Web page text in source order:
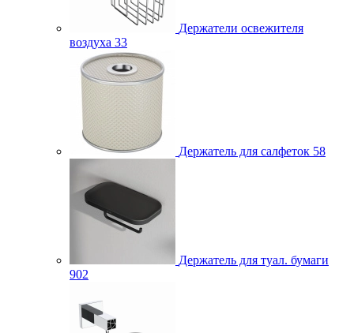
Держатели освежителя
воздуха 33
Держатель для салфеток 58
Держатель для туал. бумаги
902